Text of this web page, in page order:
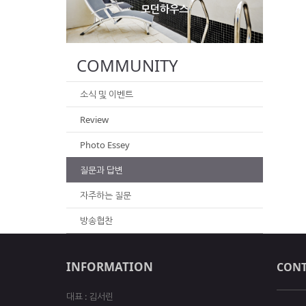
모던하우스
COMMUNITY
소식 및 이벤트
Review
Photo Essey
질문과 답변
자주하는 질문
방송협찬
INFORMATION
대표 : 김서린